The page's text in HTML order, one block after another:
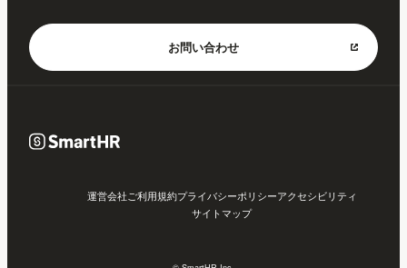
お問い合わせ
運営会社ご利用規約プライバシーポリシーアクセシビリティ
サイトマップ